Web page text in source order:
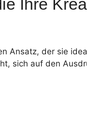
Ihre
Ansatz, der sie
sich auf den